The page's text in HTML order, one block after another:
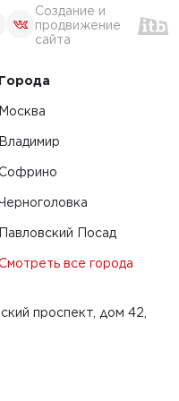
1 2
Создание и
продвижение
сайта
Города
Москва
Владимир
Павловский Посад
все города
проспект, дом 42,